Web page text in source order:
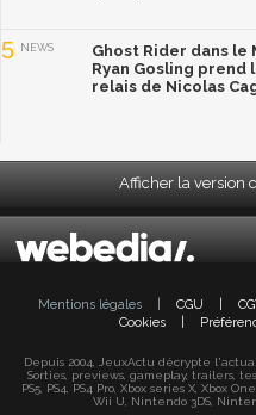
5 NEWS
Ghost Rider dans le
Ryan Gosling prend
relais de Nicolas
Afficher la version
Mentions légales CGU
Cookies
Depuis 2004, JeuxActu décrypte
Sorties, previews, gameplay, trailers,
PS5, PS4, PS4 Pro, Xbox series X, Xbox
Wii U, Nintendo 3DS,